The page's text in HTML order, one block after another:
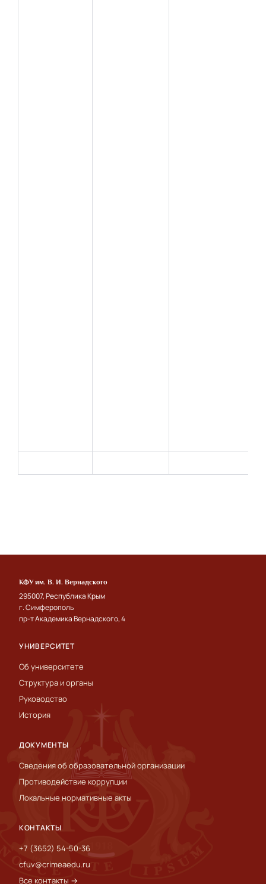
КФУ им. В. И. Вернадского
295007, Республика Крым
г. Симферополь
пр-т Академика Вернадского, 4
УНИВЕРСИТЕТ
Об университете
Структура и органы
Руководство
История
ДОКУМЕНТЫ
Сведения об образовательной организации
Противодействие коррупции
Локальные нормативные акты
КОНТАКТЫ
+7 (3652) 54-50-36
cfuv@crimeaedu.ru
Все контакты →